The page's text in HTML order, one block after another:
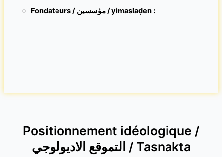
Fondateurs / مؤسسين / yimaslaḍen :
Positionnement idéologique /
التموقع الاديولوجي / Tasnakta